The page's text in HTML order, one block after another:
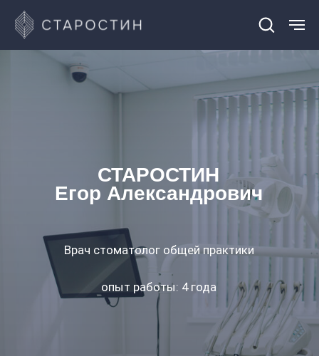
Главная Команда / Старостин Егор Александрович
Заявка на приём
Врач стоматолог общей практики
опыт работы: 4 года